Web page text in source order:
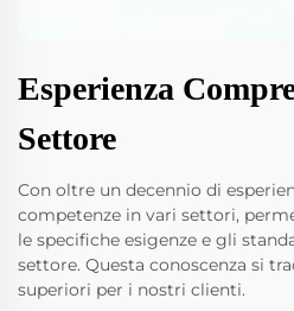
Esperienza
Settore
Con oltre un decennio di
competenze in vari settori,
le specifiche esigenze e gli
settore. Questa conoscenza si
superiori per i nostri clienti.